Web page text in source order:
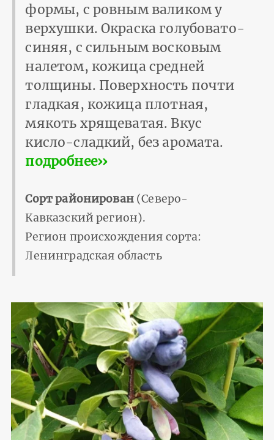
формы, с ровным валиком у
верхушки. Окраска голубовато-
синяя, с сильным восковым
налетом, кожица средней
толщины. Поверхность почти
гладкая, кожица плотная,
мякоть хрящеватая. Вкус
кисло-сладкий, без аромата.
подробнее››
Сорт районирован(Северо-
Кавказский регион).
Регион происхождения сорта:
Ленинградская область